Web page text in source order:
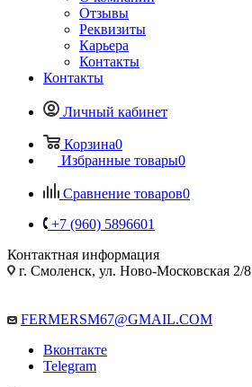
Отзывы
Реквизиты
Карьера
Контакты
Контакты
Личный кабинет
Корзина0
Избранные товары0
Сравнение товаров0
+7 (960) 5896601
Контактная информация
г. Смоленск, ул. Ново-Московская 2/8
FERMERSM67@GMAIL.COM
Вконтакте
Telegram